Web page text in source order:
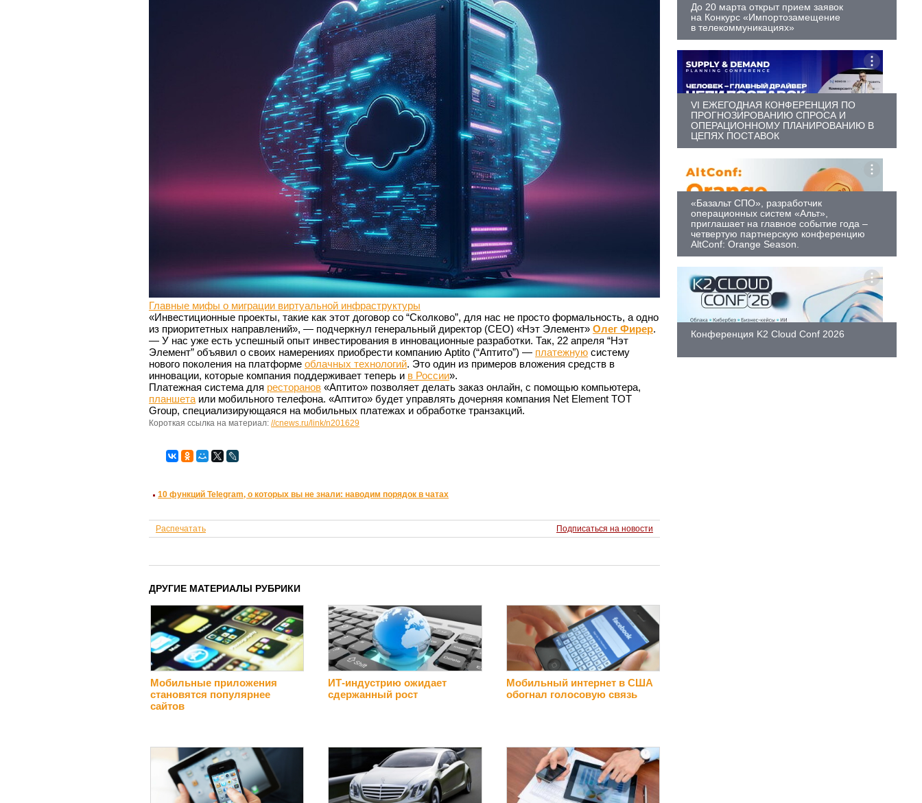
Главные мифы о миграции виртуальной инфраструктуры
«Инвестиционные проекты, такие как этот договор со “Сколково”, для нас не просто формальность, а одно
из приоритетных направлений», — подчеркнул генеральный директор (CEO) «Нэт Элемент» Олег Фирер.
— У нас уже есть успешный опыт инвестирования в инновационные разработки. Так, 22 апреля “Нэт
Элемент” объявил о своих намерениях приобрести компанию Aptito (“Аптито”) — платежную систему
нового поколения на платформе облачных технологий. Это один из примеров вложения средств в
инновации, которые компания поддерживает теперь и в России».
Платежная система для ресторанов «Аптито» позволяет делать заказ онлайн, с помощью компьютера,
планшета или мобильного телефона. «Аптито» будет управлять дочерняя компания Net Element TOT
Group, специализирующаяся на мобильных платежах и обработке транзакций.
Короткая ссылка на материал: //cnews.ru/link/n201629
10 функций Telegram, о которых вы не знали: наводим порядок в чатах
Распечатать Подписаться на новости
ДРУГИЕ МАТЕРИАЛЫ РУБРИКИ
Мобильные приложения
становятся популярнее
сайтов
ИТ-индустрию ожидает
сдержанный рост
Мобильный интернет в США
обогнал голосовую связь
До 20 марта открыт прием заявок
на Конкурс «Импортозамещение
в телекоммуникациях»
VI ЕЖЕГОДНАЯ КОНФЕРЕНЦИЯ ПО
ПРОГНОЗИРОВАНИЮ СПРОСА И
ОПЕРАЦИОННОМУ ПЛАНИРОВАНИЮ В
ЦЕПЯХ ПОСТАВОК
«Базальт СПО», разработчик
операционных систем «Альт»,
приглашает на главное событие года –
четвертую партнерскую конференцию
AltConf: Orange Season.
Конференция K2 Cloud Conf 2026